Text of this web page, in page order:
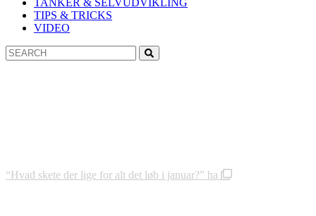
TANKER & SELVUDVIKLING
TIPS & TRICKS
VIDEO
Search
for:
“Hvad skete der lige for alt det løb i januar?” ha